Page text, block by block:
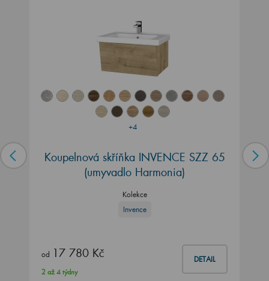
+4
Koupelnová skříňka INVENCE SZZ 65
(umyvadlo Harmonia)
Kolekce
Invence
od 17 780 Kč DETAIL
2 až 4 týdny